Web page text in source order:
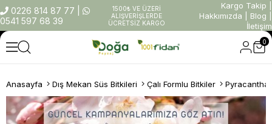
0226 814 87 77
0541 597 68 39
1500₺ VE ÜZERİ
ALIŞVERİŞLERDE
ÜCRETSİZ KARGO
Kargo Takip
Hakkımızda
Blog
İletişim
0
Anasayfa Dış Mekan Süs Bitkileri Çalı Formlu Bitkiler